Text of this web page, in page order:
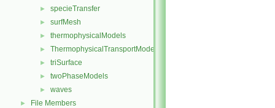
► specieTransfer
► surfMesh
► thermophysicalModels
► ThermophysicalTransportModels
► triSurface
► twoPhaseModels
► waves
► File Members